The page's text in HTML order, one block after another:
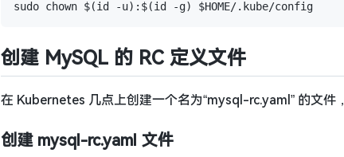
创建 MySQL 的 RC 定义文件
在 Kubernetes 几点上创建一个名为“mysql-rc.yaml” 的文件，
创建 mysql-rc.yaml 文件